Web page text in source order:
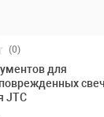
(0)
для
JTC